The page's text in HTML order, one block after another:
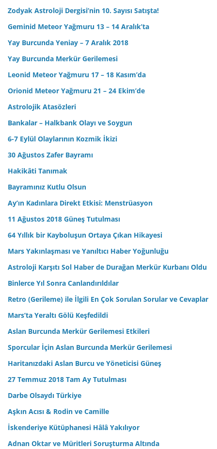
Zodyak Astroloji Dergisi’nin 10. Sayısı Satışta!
Geminid Meteor Yağmuru 13 – 14 Aralık’ta
Yay Burcunda Yeniay – 7 Aralık 2018
Yay Burcunda Merkür Gerilemesi
Leonid Meteor Yağmuru 17 – 18 Kasım’da
Orionid Meteor Yağmuru 21 – 24 Ekim’de
Astrolojik Atasözleri
Bankalar – Halkbank Olayı ve Soygun
6-7 Eylül Olaylarının Kozmik İkizi
30 Ağustos Zafer Bayramı
Hakikâti Tanımak
Bayramınız Kutlu Olsun
Ay’ın Kadınlara Direkt Etkisi: Menstrüasyon
11 Ağustos 2018 Güneş Tutulması
64 Yıllık bir Kayboluşun Ortaya Çıkan Hikayesi
Mars Yakınlaşması ve Yanıltıcı Haber Yoğunluğu
Astroloji Karşıtı Sol Haber de Durağan Merkür Kurbanı Oldu
Binlerce Yıl Sonra Canlandırıldılar
Retro (Gerileme) ile İlgili En Çok Sorulan Sorular ve Cevaplar
Mars’ta Yeraltı Gölü Keşfedildi
Aslan Burcunda Merkür Gerilemesi Etkileri
Sporcular İçin Aslan Burcunda Merkür Gerilemesi
Haritanızdaki Aslan Burcu ve Yöneticisi Güneş
27 Temmuz 2018 Tam Ay Tutulması
Darbe Olsaydı Türkiye
Aşkın Acısı & Rodin ve Camille
İskenderiye Kütüphanesi Hâlâ Yakılıyor
Adnan Oktar ve Müritleri Soruşturma Altında